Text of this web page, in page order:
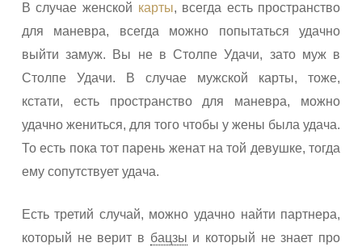
В случае женской карты, всегда есть пространство
для маневра, всегда можно попытаться удачно
выйти замуж. Вы не в Столпе Удачи, зато муж в
Столпе Удачи. В случае мужской карты, тоже,
кстати, есть пространство для маневра, можно
удачно жениться, для того чтобы у жены была удача.
То есть пока тот парень женат на той девушке, тогда
ему сопутствует удача.
Есть третий случай, можно удачно найти партнера,
который не верит в бацзы и который не знает про